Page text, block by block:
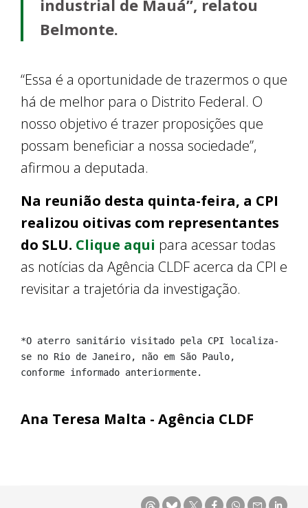
industrial de Mauá”, relatou
Belmonte.
“Essa é a oportunidade de trazermos o que
há de melhor para o Distrito Federal. O
nosso objetivo é trazer proposições que
possam beneficiar a nossa sociedade”,
afirmou a deputada.
Na reunião desta quinta-feira, a CPI
realizou oitivas com representantes
do SLU. Clique aqui para acessar todas
as notícias da Agência CLDF acerca da CPI e
revisitar a trajetória da investigação.
*O aterro sanitário visitado pela CPI localiza-
se no Rio de Janeiro, não em São Paulo,
conforme informado anteriormente.
Ana Teresa Malta - Agência CLDF